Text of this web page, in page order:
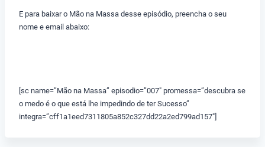
E para baixar o Mão na Massa desse episódio, preencha o seu
nome e email abaixo:
[sc name=”Mão na Massa” episodio=”007″ promessa=”descubra se
o medo é o que está lhe impedindo de ter Sucesso”
integra=”cff1a1eed7311805a852c327dd22a2ed799ad157″]